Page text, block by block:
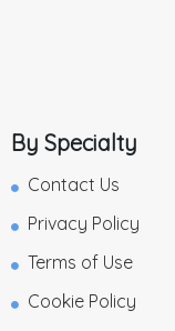
By Specialty
Contact Us
Privacy Policy
Terms of Use
Cookie Policy